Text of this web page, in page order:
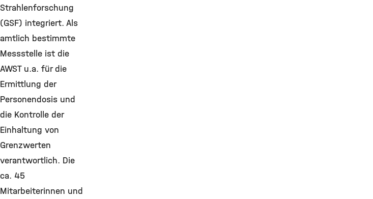
Strahlenforschung
(GSF) integriert. Als
amtlich bestimmte
Messstelle ist die
AWST u.a. für die
Ermittlung der
Personendosis und
die Kontrolle der
Einhaltung von
Grenzwerten
verantwortlich. Die
ca. 45
Mitarbeiterinnen und